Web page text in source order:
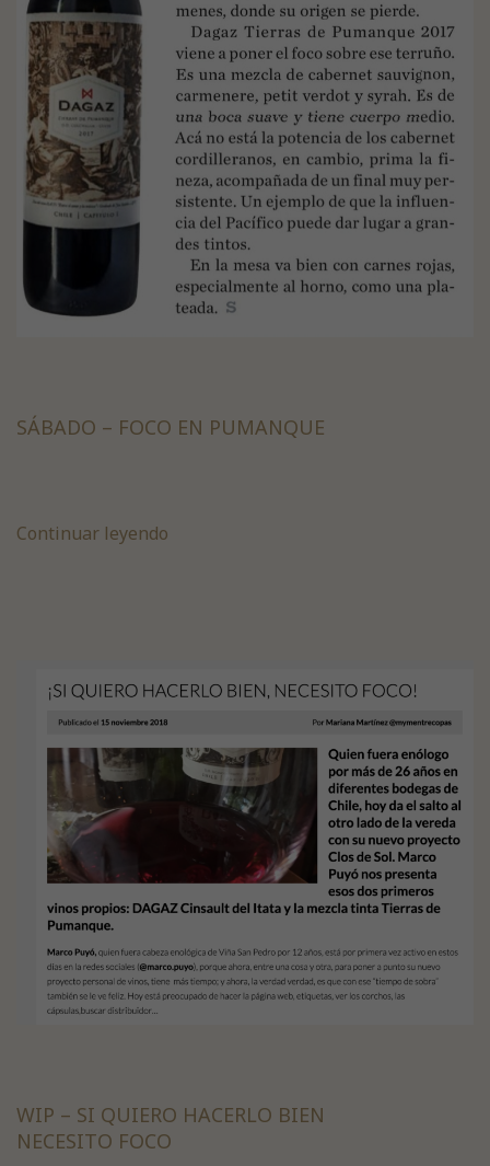
SÁBADO – FOCO EN PUMANQUE
Continuar leyendo
WIP – SI QUIERO HACERLO BIEN
NECESITO FOCO